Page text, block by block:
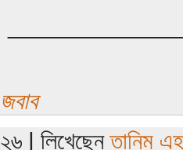
জবাব
২৬ | লিখেছেনতানিম